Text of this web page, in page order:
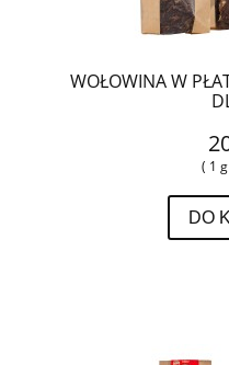
WOŁOWINA W
( 1
DO